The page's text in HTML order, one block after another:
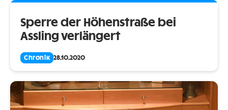
Sperre der Höhenstraße bei
Assling verlängert
Chronik 28.10.2020